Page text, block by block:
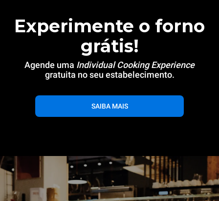
Experimente o forno
grátis!
Agende uma Individual Cooking Experience
gratuita no seu estabelecimento.
SAIBA MAIS